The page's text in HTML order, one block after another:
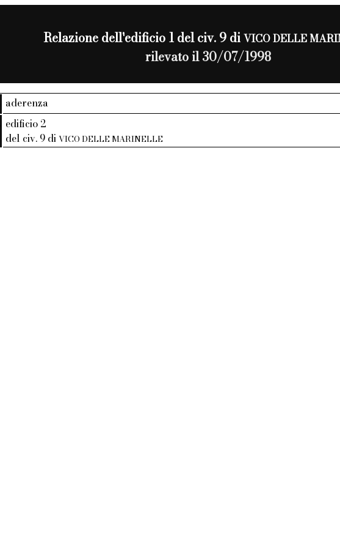
Relazione dell'edificio 1 del civ. 9 diVICO DELLE
rilevato il 30/07/1998
aderenza
edificio 2
del civ. 9 diVICO DELLE MARINELLE